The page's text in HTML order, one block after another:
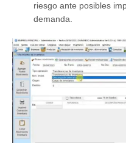
riesgo ante posibles
demanda.